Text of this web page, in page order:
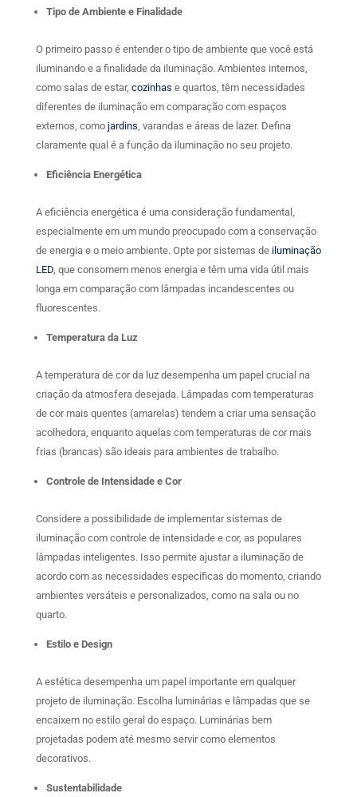
Tipo de Ambiente e Finalidade
O primeiro passo é entender o tipo de ambiente que você está
iluminando e a finalidade da iluminação. Ambientes internos,
como salas de estar, cozinhas e quartos, têm necessidades
diferentes de iluminação em comparação com espaços
externos, como jardins, varandas e áreas de lazer. Defina
claramente qual é a função da iluminação no seu projeto.
Eficiência Energética
A eficiência energética é uma consideração fundamental,
especialmente em um mundo preocupado com a conservação
de energia e o meio ambiente. Opte por sistemas de iluminação
LED, que consomem menos energia e têm uma vida útil mais
longa em comparação com lâmpadas incandescentes ou
fluorescentes.
Temperatura da Luz
A temperatura de cor da luz desempenha um papel crucial na
criação da atmosfera desejada. Lâmpadas com temperaturas
de cor mais quentes (amarelas) tendem a criar uma sensação
acolhedora, enquanto aquelas com temperaturas de cor mais
frias (brancas) são ideais para ambientes de trabalho.
Controle de Intensidade e Cor
Considere a possibilidade de implementar sistemas de
iluminação com controle de intensidade e cor, as populares
lâmpadas inteligentes. Isso permite ajustar a iluminação de
acordo com as necessidades específicas do momento, criando
ambientes versáteis e personalizados, como na sala ou no
quarto.
Estilo e Design
A estética desempenha um papel importante em qualquer
projeto de iluminação. Escolha luminárias e lâmpadas que se
encaixem no estilo geral do espaço. Luminárias bem
projetadas podem até mesmo servir como elementos
decorativos.
Sustentabilidade